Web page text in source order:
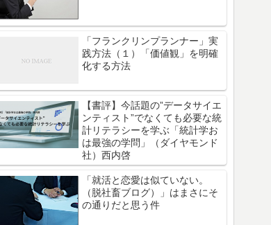
「フランクリンプランナー」実
践方法（１）「価値観」を明確
化する方法
【書評】今話題の”データサイエ
ンティスト”でなくても必要な統
計リテラシーを学ぶ「統計学お
は最強の学問」（ダイヤモンド
社）西内啓
「就活と恋愛は似ていない。
（脱社畜ブログ）」はまさにそ
の通りだと思う件